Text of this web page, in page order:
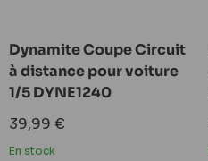
Dynamite Coupe Circuit
à distance pour voiture
1/5 DYNE1240
Prix
réduit
39,99 €
En stock